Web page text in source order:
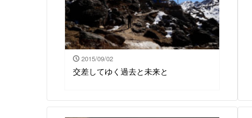
2015/09/02
交差してゆく過去と未来と